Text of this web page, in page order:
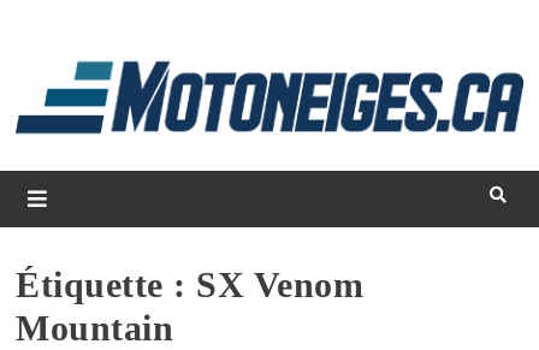
Magazine Motoneiges.ca
Étiquette : SX Venom
Mountain